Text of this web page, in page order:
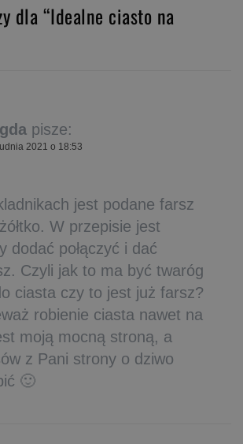
dla “Idealne ciasto na
pisze:
2021 o 18:53
jest podane farsz
W przepisie jest
dodać połączyć i dać
Czyli jak to ma być twaróg
ciasta czy to jest już farsz?
robienie ciasta nawet na
moją mocną stroną, a
z Pani strony o dziwo
🙂